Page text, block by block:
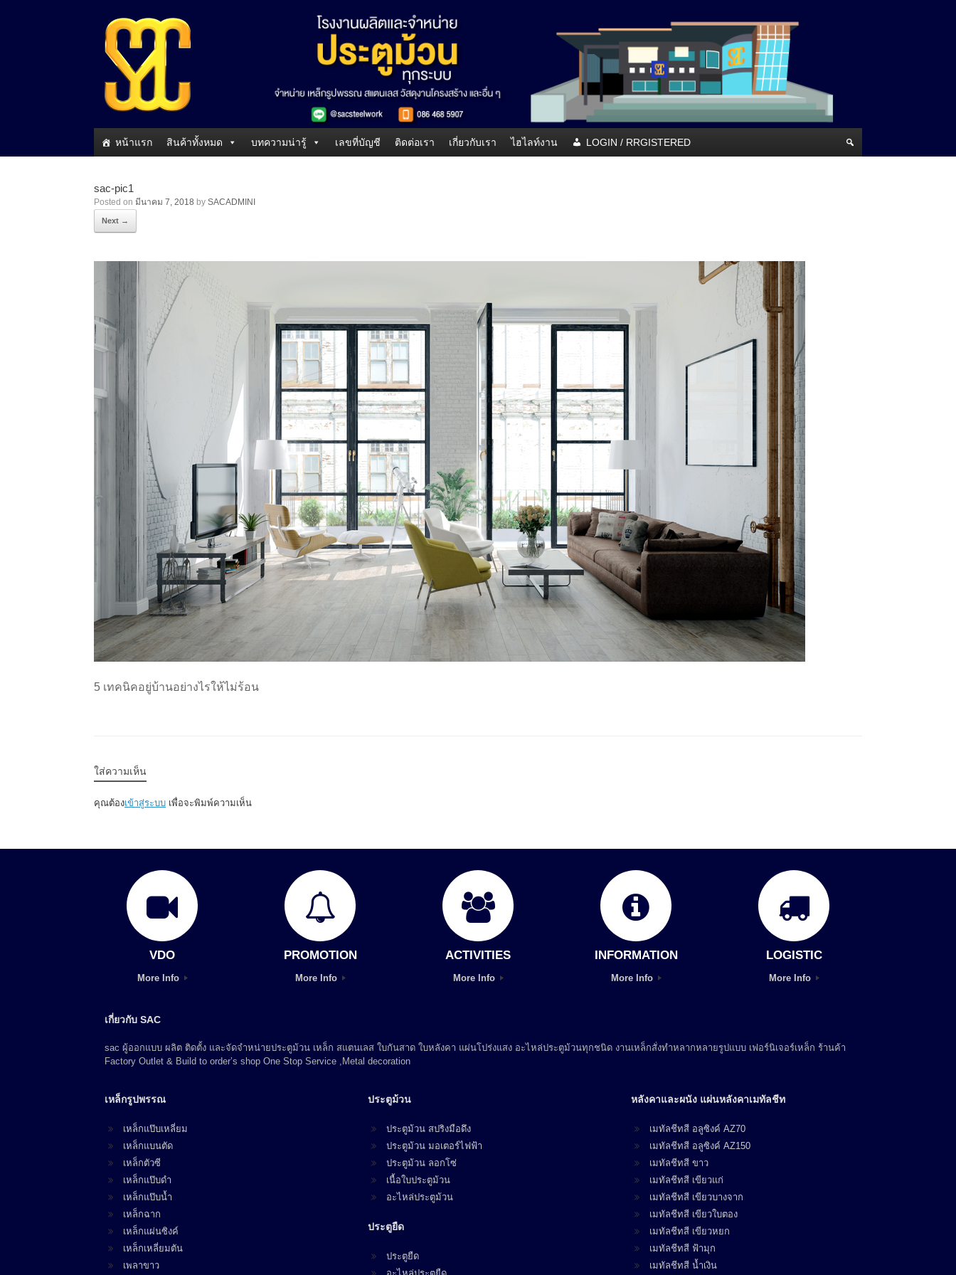
หน้าแรก สินค้าทั้งหมด บทความน่ารู้ เลขที่บัญชี ติดต่อเรา เกี่ยวกับเรา ไฮไลท์งาน LOGIN / RRGISTERED
sac-pic1
Posted on มีนาคม 7, 2018 by SACADMINI
Next →
5 เทคนิคอยู่บ้านอย่างไรให้ไม่ร้อน
ใส่ความเห็น
คุณต้องเข้าสู่ระบบ เพื่อจะพิมพ์ความเห็น
VDO
More Info
PROMOTION
More Info
ACTIVITIES
More Info
INFORMATION
More Info
LOGISTIC
More Info
เกี่ยวกับ SAC
sac ผู้ออกแบบ ผลิต ติดตั้ง และจัดจำหน่ายประตูม้วน เหล็ก สแตนเลส ใบกันสาด ใบหลังคา แผ่นโปร่งแสง อะไหล่ประตูม้วนทุกชนิด งานเหล็กสั่งทำหลากหลายรูปแบบ เฟอร์นิเจอร์เหล็ก ร้านค้า
Factory Outlet & Build to order’s shop One Stop Service ,Metal decoration
เหล็กรูปพรรณ
เหล็กแป๊บเหลี่ยม
เหล็กแบนตัด
เหล็กตัวซี
เหล็กแป๊บดำ
เหล็กแป๊บน้ำ
เหล็กฉาก
เหล็กแผ่นซิงค์
เหล็กเหลี่ยมตัน
เพลาขาว
ประตูม้วน
ประตูม้วน สปริงมือดึง
ประตูม้วน มอเตอร์ไฟฟ้า
ประตูม้วน ลอกโซ่
เนื้อใบประตูม้วน
อะไหล่ประตูม้วน
ประตูยืด
ประตูยืด
หลังคาและผนัง แผ่นหลังคาเมทัลชีท
เมทัลชีทสี อลูซิงค์ AZ70
เมทัลชีทสี อลูซิงค์ AZ150
เมทัลชีทสี ขาว
เมทัลชีทสี เขียวแก่
เมทัลชีทสี เขียวบางจาก
เมทัลชีทสี เขียวใบตอง
เมทัลชีทสี เขียวหยก
เมทัลชีทสี ฟ้ามุก
เมทัลชีทสี น้ำเงิน